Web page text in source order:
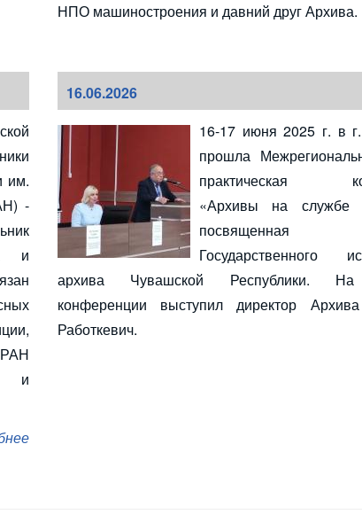
НПО машиностроения и давний друг Архива.
им.
-
и
и
16.06.2026
16-17 июня 2025 г. в
прошла
практическая
«Архивы на службе
посвященная
Государственного
архива Чувашской Республики. На
конференции выступил директор
Работкевич.